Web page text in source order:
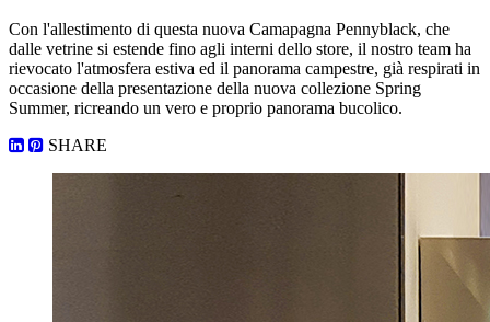
Con l'allestimento di questa nuova Camapagna Pennyblack, che
dalle vetrine si estende fino agli interni dello store, il nostro team ha
rievocato l'atmosfera estiva ed il panorama campestre, già respirati in
occasione della presentazione della nuova collezione Spring
Summer, ricreando un vero e proprio panorama bucolico.
SHARE